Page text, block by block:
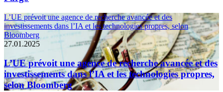
L’UE prévoit une agence de recherche avancée et des
investissements dans l’IA et les technologies propres, selon
Bloomberg
27.01.2025
L’UE prévoit une agence de recherche avancée et des
investissements dans l’IA et les technologies propres,
selon Bloomberg